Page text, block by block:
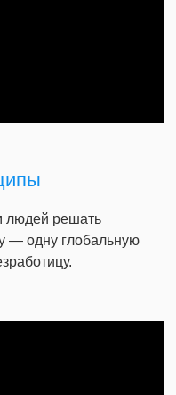
людей решать
— одну глобальную